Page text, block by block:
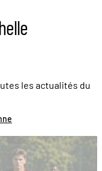
les actualités du